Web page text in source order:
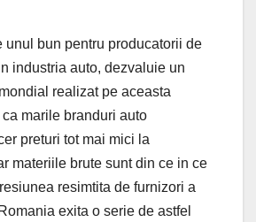
unul bun pentru producatorii de
industria auto, dezvaluie un
realizat pe aceasta
marile branduri auto
preturi tot mai mici la
materiile brute sunt din ce in ce
resimtita de furnizori a
exita o serie de astfel